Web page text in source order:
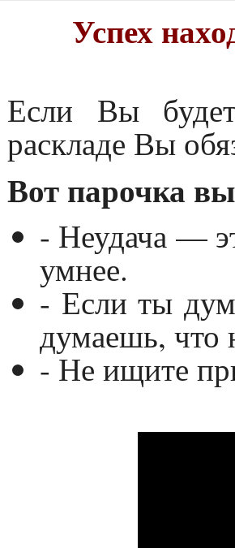
Успех
Если Вы
раскладе Вы
Вот парочка
- Неудача —
умнее.
- Если ты
думаешь,
- Не ищите